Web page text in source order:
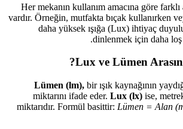
Her mekanın kullanım amacına göre
vardır. Örneğin, mutfakta bıçak kullanırken
daha yüksek ışığa (Lux) ihtiyaç
dinlenmek için daha
Lux ve Lümen
Lümen (lm), bir ışık kaynağının
miktarını ifade eder. Lux (lx) ise,
miktarıdır. Formül basittir: Lümen = Alan